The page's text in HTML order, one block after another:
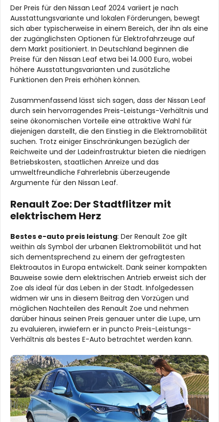
Der Preis für den Nissan Leaf 2024 variiert je nach
Ausstattungsvariante und lokalen Förderungen, bewegt
sich aber typischerweise in einem Bereich, der ihn als eine
der zugänglichsten Optionen für Elektrofahrzeuge auf
dem Markt positioniert. In Deutschland beginnen die
Preise für den Nissan Leaf etwa bei 14.000 Euro, wobei
höhere Ausstattungsvarianten und zusätzliche
Funktionen den Preis erhöhen können.
Zusammenfassend lässt sich sagen, dass der Nissan Leaf
durch sein hervorragendes Preis-Leistungs-Verhältnis und
seine ökonomischen Vorteile eine attraktive Wahl für
diejenigen darstellt, die den Einstieg in die Elektromobilität
suchen. Trotz einiger Einschränkungen bezüglich der
Reichweite und der Ladeinfrastruktur bieten die niedrigen
Betriebskosten, staatlichen Anreize und das
umweltfreundliche Fahrerlebnis überzeugende
Argumente für den Nissan Leaf.
Renault Zoe: Der Stadtflitzer mit
elektrischem Herz
Bestes e-auto preis leistung: Der Renault Zoe gilt
weithin als Symbol der urbanen Elektromobilität und hat
sich dementsprechend zu einem der gefragtesten
Elektroautos in Europa entwickelt. Dank seiner kompakten
Bauweise sowie dem elektrischen Antrieb erweist sich der
Zoe als ideal für das Leben in der Stadt. Infolgedessen
widmen wir uns in diesem Beitrag den Vorzügen und
möglichen Nachteilen des Renault Zoe und nehmen
darüber hinaus seinen Preis genauer unter die Lupe, um
zu evaluieren, inwiefern er in puncto Preis-Leistungs-
Verhältnis als bestes E-Auto betrachtet werden kann.